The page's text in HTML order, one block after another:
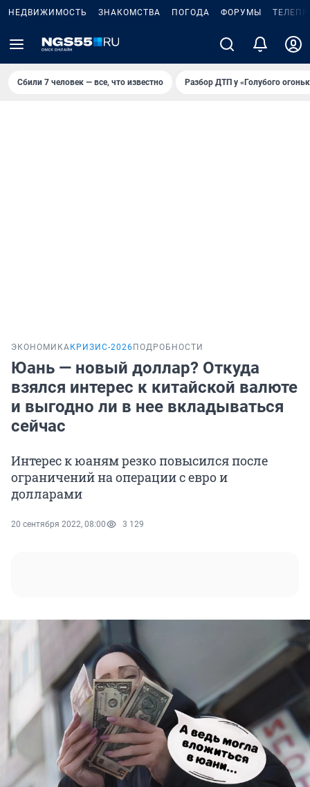
НЕДВИЖИМОСТЬ ЗНАКОМСТВА ПОГОДА ФОРУМЫ
Сбили 7 человек — все, что известно Разбор ДТП у «Голубого
ЭКОНОМИКА КРИЗИС-2026 ПОДРОБНОСТИ
Юань — новый доллар? Откуда
взялся интерес к китайской валюте
и выгодно ли в нее вкладываться
сейчас
Интерес к юаням резко повысился после
ограничений на операции с евро и
долларами
20 сентября 2022, 08:00 3 129